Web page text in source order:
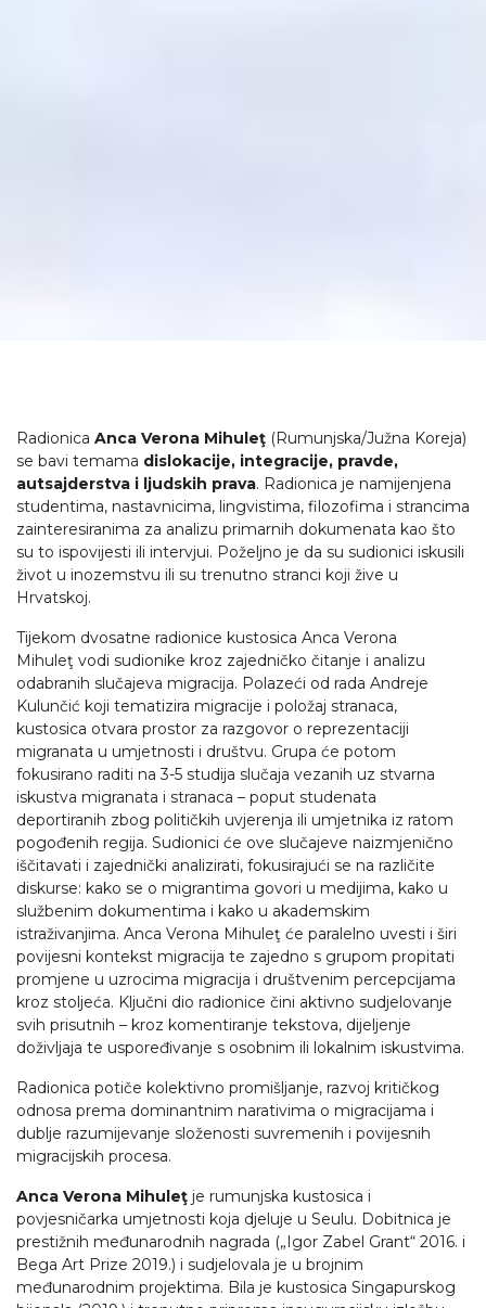
Radionica Anca Verona Mihuleţ (Rumunjska/Južna Koreja)
se bavi temama dislokacije, integracije, pravde,
autsajderstva i ljudskih prava. Radionica je namijenjena
studentima, nastavnicima, lingvistima, filozofima i strancima
zainteresiranima za analizu primarnih dokumenata kao što
su to ispovijesti ili intervjui. Poželjno je da su sudionici iskusili
život u inozemstvu ili su trenutno stranci koji žive u
Hrvatskoj.
Tijekom dvosatne radionice kustosica Anca Verona
Mihuleţ vodi sudionike kroz zajedničko čitanje i analizu
odabranih slučajeva migracija. Polazeći od rada Andreje
Kulunčić koji tematizira migracije i položaj stranaca,
kustosica otvara prostor za razgovor o reprezentaciji
migranata u umjetnosti i društvu. Grupa će potom
fokusirano raditi na 3-5 studija slučaja vezanih uz stvarna
iskustva migranata i stranaca – poput studenata
deportiranih zbog političkih uvjerenja ili umjetnika iz ratom
pogođenih regija. Sudionici će ove slučajeve naizmjenično
iščitavati i zajednički analizirati, fokusirajući se na različite
diskurse: kako se o migrantima govori u medijima, kako u
službenim dokumentima i kako u akademskim
istraživanjima. Anca Verona Mihuleţ će paralelno uvesti i širi
povijesni kontekst migracija te zajedno s grupom propitati
promjene u uzrocima migracija i društvenim percepcijama
kroz stoljeća. Ključni dio radionice čini aktivno sudjelovanje
svih prisutnih – kroz komentiranje tekstova, dijeljenje
doživljaja te uspoređivanje s osobnim ili lokalnim iskustvima.
Radionica potiče kolektivno promišljanje, razvoj kritičkog
odnosa prema dominantnim narativima o migracijama i
dublje razumijevanje složenosti suvremenih i povijesnih
migracijskih procesa.
Anca Verona Mihuleţ je rumunjska kustosica i
povjesničarka umjetnosti koja djeluje u Seulu. Dobitnica je
prestižnih međunarodnih nagrada („Igor Zabel Grant“ 2016. i
Bega Art Prize 2019.) i sudjelovala je u brojnim
međunarodnim projektima. Bila je kustosica Singapurskog